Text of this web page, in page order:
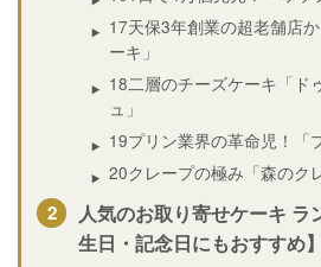
17天保3年創業の超老舗店
ーキ」
18二層のチーズケーキ「ド
ュ」
19プリン業界の革命児！「
20クレープの極み「森のク
人気のお取り寄せケーキ ラ
生日・記念日にもおすすめ